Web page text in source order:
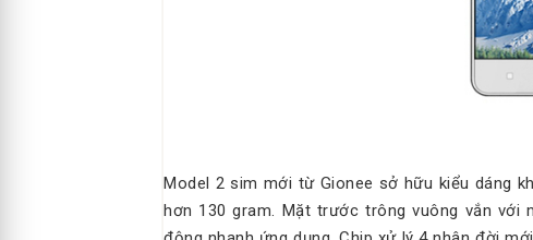
Model 2 sim mới từ Gionee sở hữu kiểu dáng
hơn 130 gram. Mặt trước trông vuông vắn với